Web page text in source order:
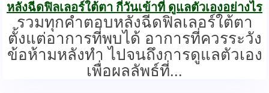
หลังฉีดฟิลเลอร์ใต้ตา กี่วันเข้าที่ ดูแลตัวเองอย่างไร
รวมทุกคำตอบหลังฉีดฟิลเลอร์ใต้ตา
ตั้งแต่อาการที่พบได้ อาการที่ควรระวัง
ข้อห้ามหลังทำ ไปจนถึงการดูแลตัวเอง
เพื่อผลลัพธ์ที่...